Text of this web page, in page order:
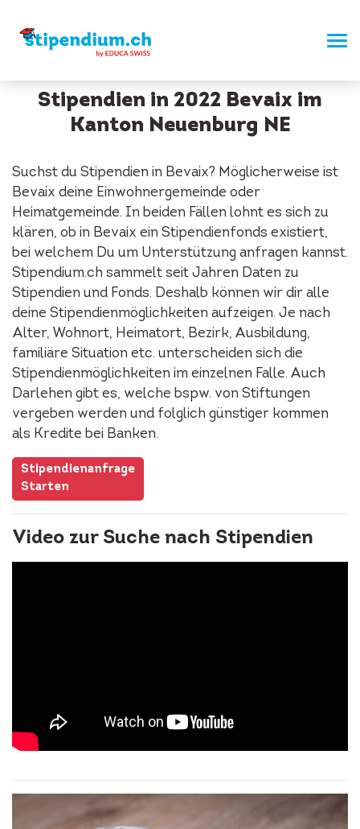
Stipendien in 2022 Bevaix im
Kanton Neuenburg NE
Suchst du Stipendien in Bevaix? Möglicherweise ist
Bevaix deine Einwohnergemeinde oder
Heimatgemeinde. In beiden Fällen lohnt es sich zu
klären, ob in Bevaix ein Stipendienfonds existiert,
bei welchem Du um Unterstützung anfragen kannst.
Stipendium.ch sammelt seit Jahren Daten zu
Stipendien und Fonds. Deshalb können wir dir alle
deine Stipendienmöglichkeiten aufzeigen. Je nach
Alter, Wohnort, Heimatort, Bezirk, Ausbildung,
familiäre Situation etc. unterscheiden sich die
Stipendienmöglichkeiten im einzelnen Falle. Auch
Darlehen gibt es, welche bspw. von Stiftungen
vergeben werden und folglich günstiger kommen
als Kredite bei Banken.
Stipendienanfrage
Starten
Video zur Suche nach Stipendien